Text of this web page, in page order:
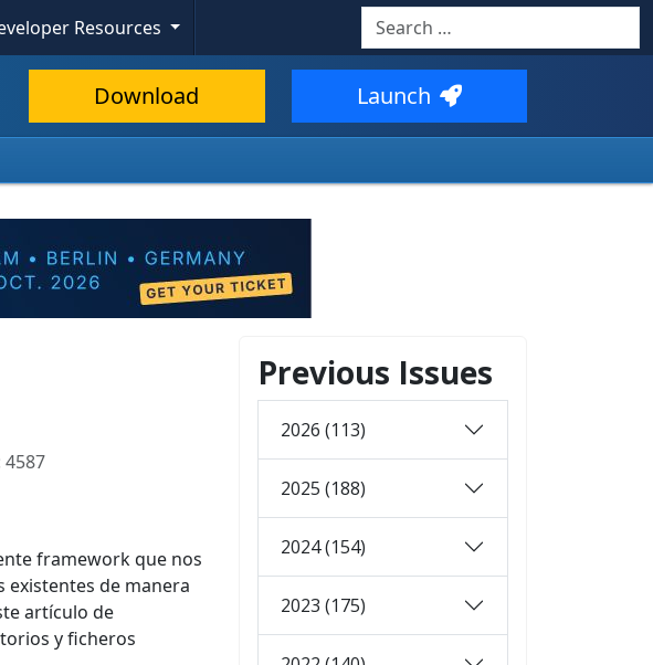
Resources Search
Download Launch
4587
framework que nos
de manera
artículo de
y ficheros
Previous Issues
2026 (113)
2025 (188)
2024 (154)
2023 (175)